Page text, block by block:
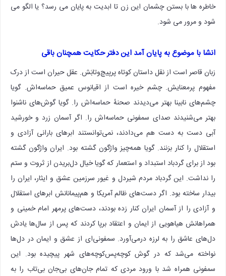
خاطره ها با بستن چشمان این زن تا ابدیت به پایان می رسد؟ یا الگو می
شود و مرور می شود.
انشا با موضوع به پایان آمد این دفتر حکایت همچنان باقی
زبان قاصر است از نقل داستان کوتاه پرپیچ‌وتابَش. عقل حیران است از درک
مفهوم پرمعنایش. چشم خیره است از اقیانوس عمیق حماسه‌اش. گویا
چشم‌های نابینا بهتر می‌دیدند صحنهٔ حماسه‌اش را. گویا گوش‌های ناشنوا
بهتر می‌شنیدند صدای سمفونی حماسه‌اش را. اگر آسمان زرد و خورشید
آبی دست به دست هم می‌دادند، نمی‌توانستند ابرهای بارانی آزادی و
استقلال را کنار بزنند. گویا همه‌چیز واژگون گشته بود. ایران واژگون گشته
بود از برای گردباد استبداد و استعمار که گویا خیال دل‌بریدن از ثروت و ستم
را نداشت. این گردباد مردم شیردل و غیور سرزمین عشق و ایثار، ایران را
بیدار ساخته بود. اگر دست‌های ظالم آمریکا و هم‌پیمانانش ابرهای استقلال
و آزادی را از آسمان ایران کنار زده بودند، دست‌های پرمهر امام خمینی و
همراهانش هیاهویی از ایمان و اعتقاد برپا کردند که پس از سال‌ها یادش
دل‌های عاشق را به لرزه درمی‌آورد. سمفونی‌ای از عشق و ایمان در دل‌ها
نواخته می‌شد که در گوش کوچه‌پس‌کوچه‌های شهر پیچیده بود. این
سمفونی همراه شد با ورود مردی که تمام جان‌های بی‌جان بی‌تاب را به